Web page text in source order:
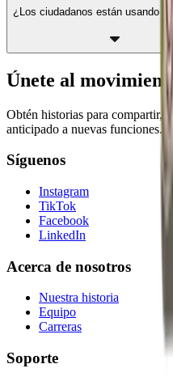
¿Los ciudadanos están usando el
Únete al movimiento
Obtén historias para compartir,
anticipado a nuevas funciones.
Síguenos
Instagram
TikTok
Facebook
LinkedIn
Acerca de nosotros
Nuestra historia
Equipo
Carreras
Soporte